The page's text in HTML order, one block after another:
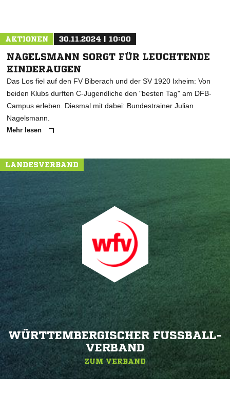
AKTIONEN 30.11.2024 | 10:00
NAGELSMANN SORGT FÜR LEUCHTENDE
KINDERAUGEN
Das Los fiel auf den FV Biberach und der SV 1920 Ixheim: Von
beiden Klubs durften C-Jugendliche den "besten Tag" am DFB-
Campus erleben. Diesmal mit dabei: Bundestrainer Julian
Nagelsmann.
Mehr lesen
LANDESVERBAND
WÜRTTEMBERGISCHER FUSSBALL-V
ERBAND
ZUM VERBAND